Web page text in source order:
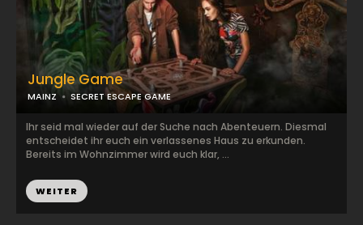
Jungle Game
MAINZ SECRET ESCAPE GAME
Ihr seid mal wieder auf der Suche nach Abenteuern. Diesmal
entscheidet ihr euch ein verlassenes Haus zu erkunden.
Bereits im Wohnzimmer wird euch klar, ...
WEITER